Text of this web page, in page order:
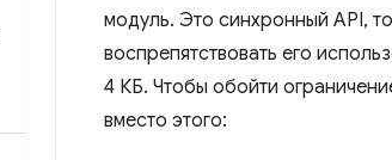
модуль. Это синхронный API,
воспрепятствовать его
4 КБ. Чтобы обойти
вместо этого: